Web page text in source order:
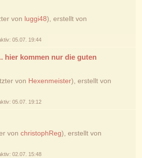
von luggi48), erstellt von
05.07. 19:44
hier kommen nur die guten
von Hexenmeister), erstellt von
05.07. 19:12
von christophReg), erstellt von
02.07. 15:48